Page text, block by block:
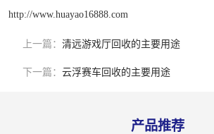
http://www.huayao16888.com
上一篇： 清远游戏厅回收的主要用途
下一篇： 云浮赛车回收的主要用途
产品推荐